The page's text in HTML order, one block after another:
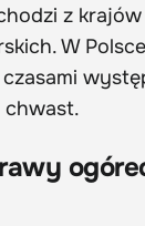
z krajów
W
chwast.